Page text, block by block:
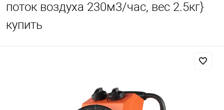
поток воздуха 230м3/час, вес 2.5кг}
купить